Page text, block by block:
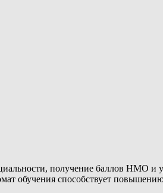
получение баллов НМО и
обучения способствует